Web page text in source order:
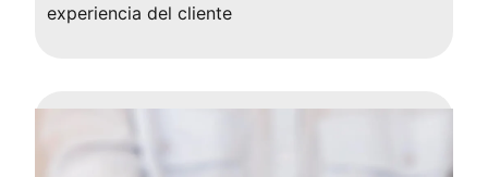
experiencia del cliente